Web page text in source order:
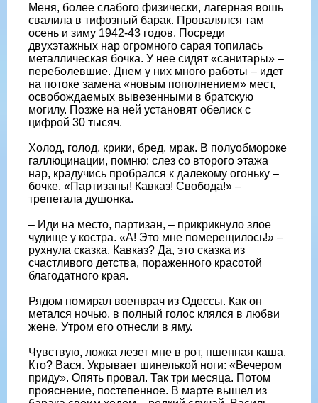
Меня, более слабого физически, лагерная вошь
свалила в тифозный барак. Провалялся там
осень и зиму 1942-43 годов. Посреди
двухэтажных нар огромного сарая топилась
металлическая бочка. У нее сидят «санитары» –
переболевшие. Днем у них много работы – идет
на потоке замена «новым пополнением» мест,
освобождаемых вывезенными в братскую
могилу. Позже на ней установят обелиск с
цифрой 30 тысяч.
Холод, голод, крики, бред, мрак. В полуобмороке
галлюцинации, помню: слез со второго этажа
нар, крадучись пробрался к далекому огоньку –
бочке. «Партизаны! Кавказ! Свобода!» –
трепетала душонка.
– Иди на место, партизан, – прикрикнуло злое
чудище у костра. «А! Это мне померещилось!» –
рухнула сказка. Кавказ? Да, это сказка из
счастливого детства, пораженного красотой
благодатного края.
Рядом помирал военврач из Одессы. Как он
метался ночью, в полный голос клялся в любви
жене. Утром его отнесли в яму.
Чувствую, ложка лезет мне в рот, пшенная каша.
Кто? Вася. Укрывает шинелькой ноги: «Вечером
приду». Опять провал. Так три месяца. Потом
прояснение, постепенное. В марте вышел из